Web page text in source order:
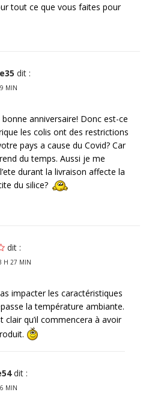
tout ce que vous faites pour
dit :
MIN
anniversaire! Donc est-ce
les colis ont des restrictions
pays a cause du Covid? Car
du temps. Aussi je me
durant la livraison affecte la
du silice?
dit :
H 27 MIN
impacter les caractéristiques
la température ambiante.
clair qu’il commencera à avoir
dit :
MIN